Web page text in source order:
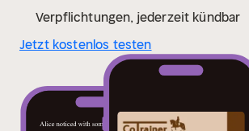
Verpflichtungen, jederzeit kündbar
Jetzt kostenlos testen